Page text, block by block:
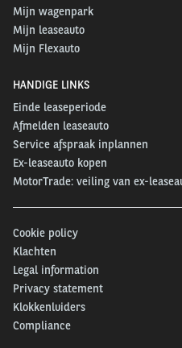
Mijn wagenpark
Mijn leaseauto
Mijn Flexauto
HANDIGE LINKS
Einde leaseperiode
Afmelden leaseauto
Service afspraak inplannen
Ex-leaseauto kopen
MotorTrade: veiling van ex-
Cookie policy
Klachten
Legal information
Privacy statement
Klokkenluiders
Compliance